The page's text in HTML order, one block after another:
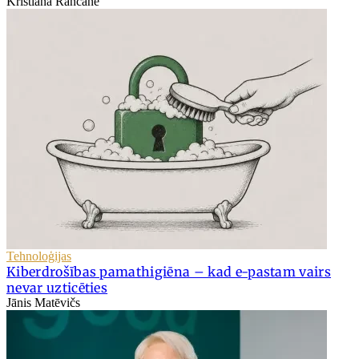
Tehnoloģijas
Kiberdrošības pamathigiēna – kad e-pastam vairs
nevar uzticēties
Jānis Matēvičs